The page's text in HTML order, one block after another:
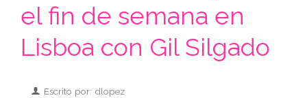
el fin de semana en
Lisboa con Gil Silgado
Escrito por: dlopez